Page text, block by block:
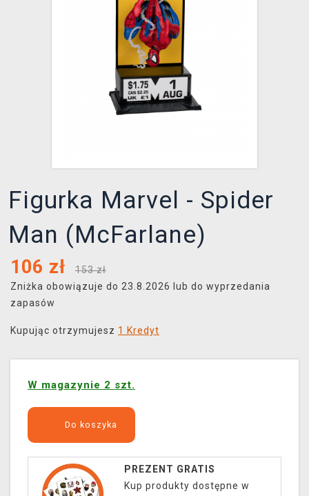
Figurka Marvel - Spider
Man (McFarlane)
106 zł
153 zł
Zniżka obowiązuje do 23.8.2026 lub do wyprzedania
zapasów
Kupując otrzymujesz 1 Kredyt
W magazynie 2 szt.
Do koszyka
PREZENT GRATIS
Kup produkty dostępne w